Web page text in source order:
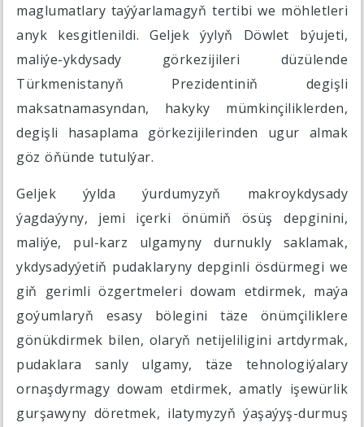
maglumatlary taýýarlamagyň tertibi we möhletleri
anyk kesgitlenildi. Geljek ýylyň Döwlet býujeti,
maliýe-ykdysady görkezijileri düzülende
Türkmenistanyň Prezidentiniň degişli
maksatnamasyndan, hakyky mümkinçiliklerden,
degişli hasaplama görkezijilerinden ugur almak
göz öňünde tutulýar.
Geljek ýylda ýurdumyzyň makroykdysady
ýagdaýyny, jemi içerki önümiň ösüş depginini,
maliýe, pul-karz ulgamyny durnukly saklamak,
ykdysadyýetiň pudaklaryny depginli ösdürmegi we
giň gerimli özgertmeleri dowam etdirmek, maýa
goýumlaryň esasy bölegini täze önümçiliklere
gönükdirmek bilen, olaryň netijeliligini artdyrmak,
pudaklara sanly ulgamy, täze tehnologiýalary
ornaşdyrmagy dowam etdirmek, amatly işewürlik
gurşawyny döretmek, ilatymyzyň ýaşaýyş-durmuş